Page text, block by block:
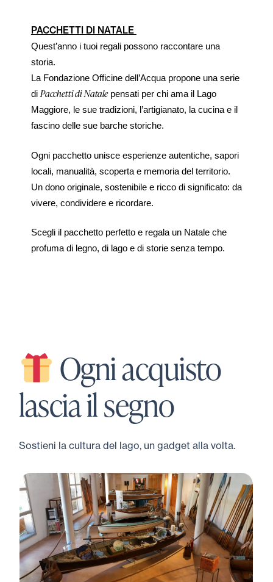
PACCHETTI DI NATALE
Quest’anno i tuoi regali possono raccontare una
storia.
La Fondazione Officinedell’Acqua propone una serie
di Pacchetti di Natalepensati per chi ama il Lago
Maggiore, le sue tradizioni, l’artigianato, la cucina e il
fascino delle sue barche storiche.
Ogni pacchetto unisce esperienze autentiche, sapori
locali, manualità, scoperta e memoria del territorio.
Un dono originale, sostenibile e ricco di significato: da
vivere, condividere e ricordare.
Scegli il pacchetto perfetto e regala un Natale che
profuma di legno, di lago e di storie senza tempo.
Ogni acquisto
lascia il segno
Sostieni la cultura del lago, un gadget alla volta.